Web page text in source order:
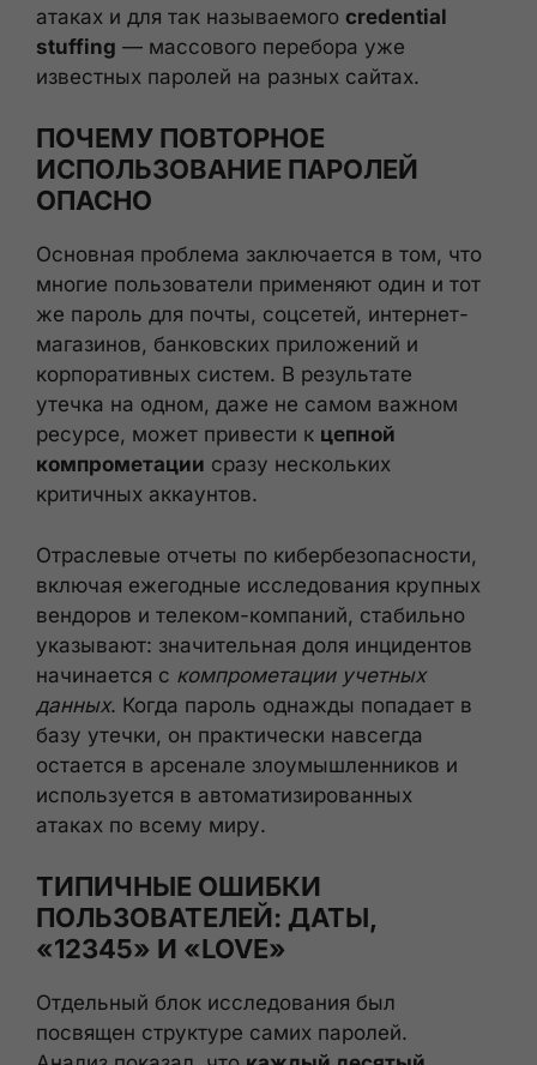
атаках и для так называемого credential
stuffing — массового перебора уже
известных паролей на разных сайтах.
ПОЧЕМУ ПОВТОРНОЕ
ИСПОЛЬЗОВАНИЕ ПАРОЛЕЙ
ОПАСНО
Основная проблема заключается в том, что
многие пользователи применяют один и тот
же пароль для почты, соцсетей, интернет-
магазинов, банковских приложений и
корпоративных систем. В результате
утечка на одном, даже не самом важном
ресурсе, может привести к цепной
компрометации сразу нескольких
критичных аккаунтов.
Отраслевые отчеты по кибербезопасности,
включая ежегодные исследования крупных
вендоров и телеком-компаний, стабильно
указывают: значительная доля инцидентов
начинается с компрометации учетных
данных. Когда пароль однажды попадает в
базу утечки, он практически навсегда
остается в арсенале злоумышленников и
используется в автоматизированных
атаках по всему миру.
ТИПИЧНЫЕ ОШИБКИ
ПОЛЬЗОВАТЕЛЕЙ: ДАТЫ,
«12345» И «LOVE»
Отдельный блок исследования был
посвящен структуре самих паролей.